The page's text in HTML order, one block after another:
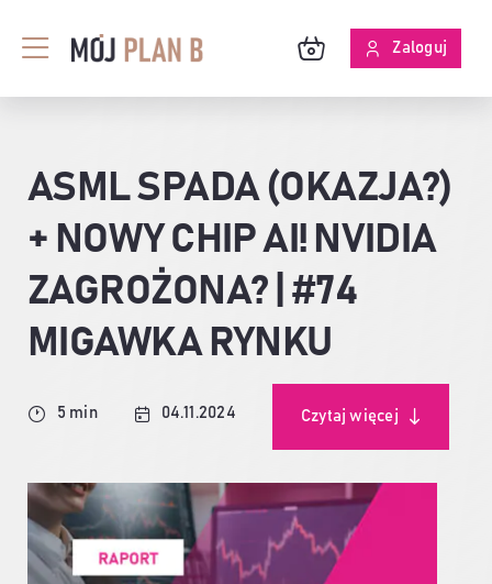
zawartości
Toggle
Navigation
O MPB
SKUTECZNOŚĆ ANALIZ
Zaloguj
ASML SPADA (OKAZJA?)
+ NOWY CHIP AI! NVIDIA
ZAGROŻONA? | #74
MIGAWKA RYNKU
5 min 04.11.2024 Czytaj więcej